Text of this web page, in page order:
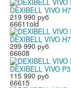
DEXIBELL VIVO
219 990 руб
66611old
DEXIBELL VIVO
299 990 руб
66608
DEXIBELL VIVO
115 990 руб
66615